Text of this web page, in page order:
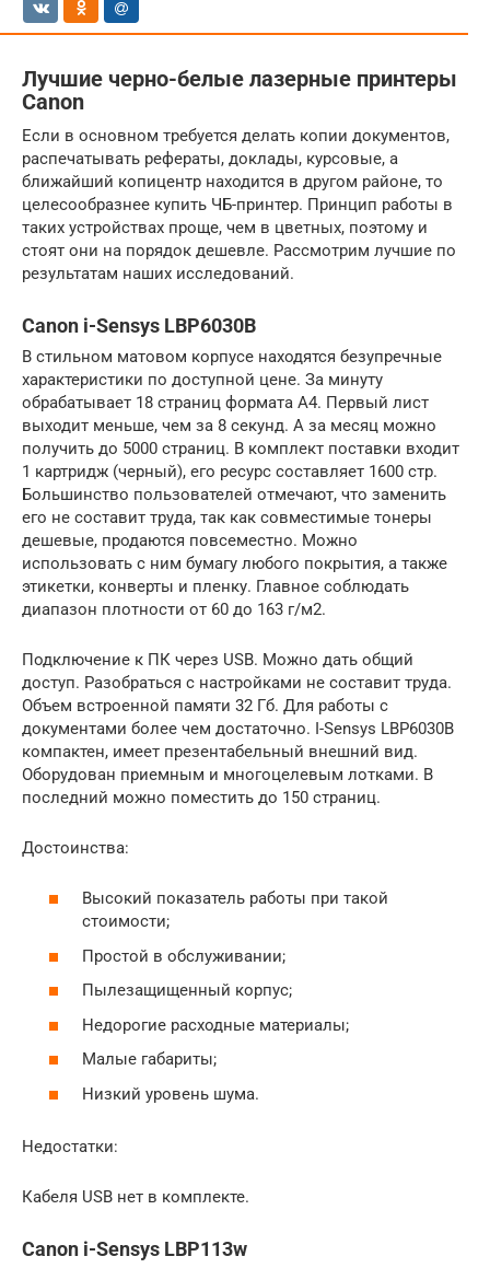
Лучшие черно-белые лазерные принтеры
Canon
Если в основном требуется делать копии документов,
распечатывать рефераты, доклады, курсовые, а
ближайший копицентр находится в другом районе, то
целесообразнее купить ЧБ-принтер. Принцип работы в
таких устройствах проще, чем в цветных, поэтому и
стоят они на порядок дешевле. Рассмотрим лучшие по
результатам наших исследований.
Canon i-Sensys LBP6030B
В стильном матовом корпусе находятся безупречные
характеристики по доступной цене. За минуту
обрабатывает 18 страниц формата А4. Первый лист
выходит меньше, чем за 8 секунд. А за месяц можно
получить до 5000 страниц. В комплект поставки входит
1 картридж (черный), его ресурс составляет 1600 стр.
Большинство пользователей отмечают, что заменить
его не составит труда, так как совместимые тонеры
дешевые, продаются повсеместно. Можно
использовать с ним бумагу любого покрытия, а также
этикетки, конверты и пленку. Главное соблюдать
диапазон плотности от 60 до 163 г/м2.
Подключение к ПК через USB. Можно дать общий
доступ. Разобраться с настройками не составит труда.
Объем встроенной памяти 32 Гб. Для работы с
документами более чем достаточно. I-Sensys LBP6030B
компактен, имеет презентабельный внешний вид.
Оборудован приемным и многоцелевым лотками. В
последний можно поместить до 150 страниц.
Достоинства:
Высокий показатель работы при такой
стоимости;
Простой в обслуживании;
Пылезащищенный корпус;
Недорогие расходные материалы;
Малые габариты;
Низкий уровень шума.
Недостатки:
Кабеля USB нет в комплекте.
Canon i-Sensys LBP113w